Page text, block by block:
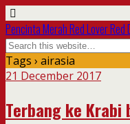
Pencinta Merah Red Lover Red
Tags › airasia
21 December 2017
Terbang ke Krabi